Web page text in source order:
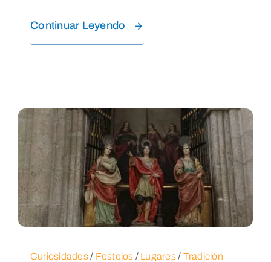
Continuar Leyendo
Curiosidades/ Festejos / Lugares/ Tradición